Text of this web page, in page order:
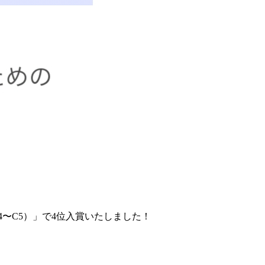
C5）」で4位入賞いたしました！